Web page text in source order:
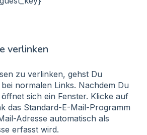
verlinken
zu verlinken, gehst Du
normalen Links. Nachdem Du
sich ein Fenster. Klicke auf
das Standard-E-Mail-Programm
Adresse automatisch als
erfasst wird.